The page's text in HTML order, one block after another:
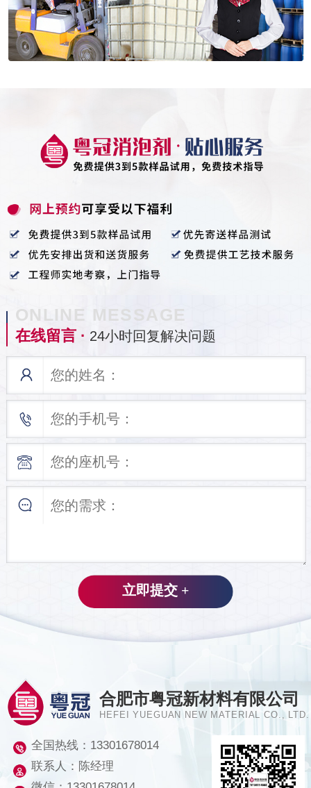
ONLINE MESSAGE
在线留言 · 24小时回复解决问题
合肥市粤冠新材料有限公司
HEFEI YUEGUAN NEW MATERIAL CO., LTD.
全国热线： 13301678014
联系人：陈经理